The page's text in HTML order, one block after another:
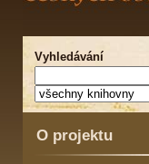
Vyhledávání
O projektu